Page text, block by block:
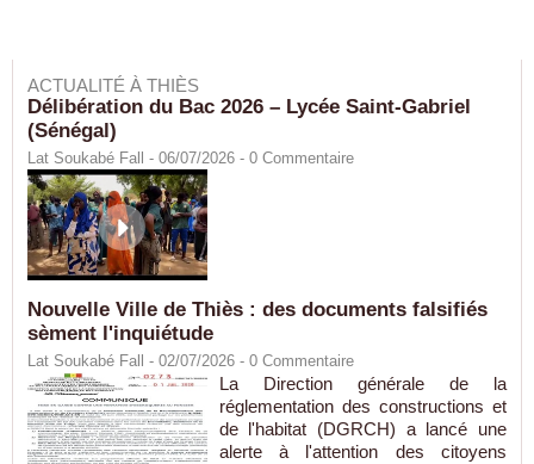
ACTUALITÉ À THIÈS
Délibération du Bac 2026 – Lycée Saint-Gabriel
(Sénégal)
Lat Soukabé Fall - 06/07/2026 - 0 Commentaire
Nouvelle Ville de Thiès : des documents falsifiés
sèment l'inquiétude
Lat Soukabé Fall - 02/07/2026 - 0 Commentaire
La Direction générale de la
réglementation des constructions et
de l'habitat (DGRCH) a lancé une
alerte à l'attention des citoyens